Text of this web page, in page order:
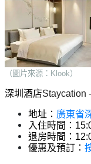
（圖片來源：Klook）
深圳酒店Staycation -
地址： 廣東省
入住時間：
退房時間：
優惠及預訂：